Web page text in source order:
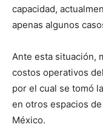
capacidad,
apenas algunos
Ante esta situación,
costos operativos
por el cual se tomó
en otros espacios
México.